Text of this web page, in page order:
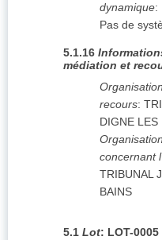
dynamique:
Pas de
5.1.16
médiation et
recours:
DIGNE LES
concernant
TRIBUNAL
BAINS
5.1 Lot: LOT-0005